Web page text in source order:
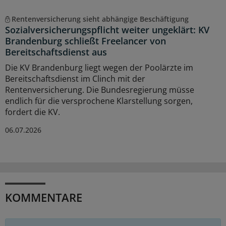
Rentenversicherung sieht abhängige Beschäftigung
Sozialversicherungspflicht weiter ungeklärt: KV
Brandenburg schließt Freelancer von
Bereitschaftsdienst aus
Die KV Brandenburg liegt wegen der Poolärzte im
Bereitschaftsdienst im Clinch mit der
Rentenversicherung. Die Bundesregierung müsse
endlich für die versprochene Klarstellung sorgen,
fordert die KV.
06.07.2026
KOMMENTARE